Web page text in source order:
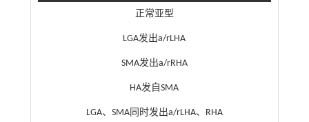
正常亚型
LGA发出a/rLHA
SMA发出a/rRHA
HA发自SMA
LGA、SMA同时发出a/rLHA、RHA